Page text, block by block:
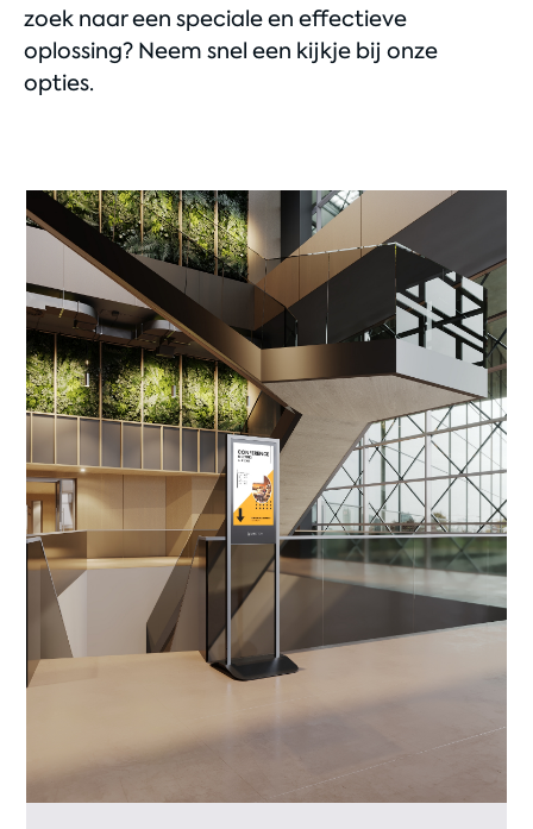
zoek naar een speciale en effectieve
oplossing? Neem snel een kijkje bij onze
opties.